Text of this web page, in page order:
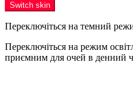
Switch skin
Переключіться на темний
Переключіться на режим
приємним для очей в денний